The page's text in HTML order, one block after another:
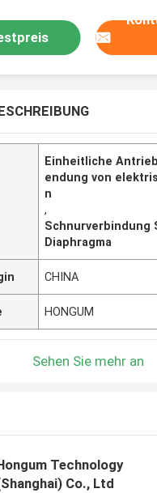
Einheitliche
endung von
n
,
Schnurverbindung
Diaphragma
CHINA
HONGUM
Sehen Sie mehr an
Technology
Co., Ltd